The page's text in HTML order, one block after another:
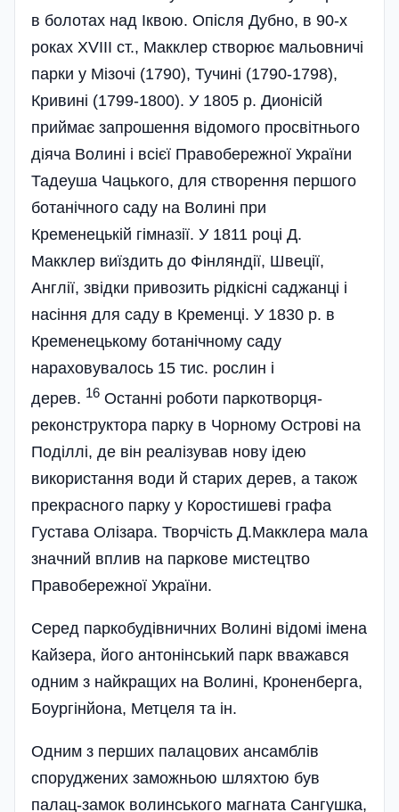
в болотах над Іквою. Опісля Дубно, в 90-х
роках ХVIII ст., Макклер створює мальовничі
парки у Мізочі (1790), Тучині (1790-1798),
Кривині (1799-1800). У 1805 р. Дионісій
приймає запрошення відомого просвітнього
діяча Волині і всієї Правобережної України
Тадеуша Чацького, для створення першого
ботанічного саду на Волині при
Кременецькій гімназії. У 1811 році Д.
Макклер виїздить до Фінляндії, Швеції,
Англії, звідки привозить рідкісні саджанці і
насіння для саду в Кременці. У 1830 р. в
Кременецькому ботанічному саду
нараховувалось 15 тис. рослин і
дерев. 16 Останні роботи паркотворця-
реконструктора парку в Чорному Острові на
Поділлі, де він реалізував нову ідею
використання води й старих дерев, а також
прекрасного парку у Коростишеві графа
Густава Олізара. Творчість Д.Макклера мала
значний вплив на паркове мистецтво
Правобережної України.
Серед паркобудівничних Волині відомі імена
Кайзера, його антонінський парк вважався
одним з найкращих на Волині, Кроненберга,
Боургінйона, Метцеля та ін.
Одним з перших палацових ансамблів
споруджених заможньою шляхтою був
палац-замок волинського магната Сангушка,